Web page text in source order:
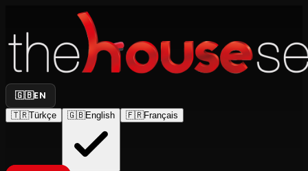
🇬🇧EN
🇹🇷Türkçe 🇬🇧English 🇫🇷Français